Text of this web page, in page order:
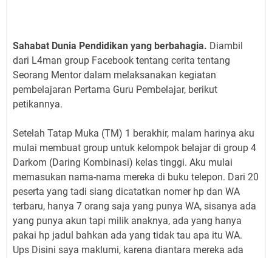
Sahabat Dunia Pendidikan yang berbahagia. Diambil
dari L4man group Facebook tentang cerita tentang
Seorang Mentor dalam melaksanakan kegiatan
pembelajaran Pertama Guru Pembelajar, berikut
petikannya.
Setelah Tatap Muka (TM) 1 berakhir, malam harinya aku
mulai membuat group untuk kelompok belajar di group 4
Darkom (Daring Kombinasi) kelas tinggi. Aku mulai
memasukan nama-nama mereka di buku telepon. Dari 20
peserta yang tadi siang dicatatkan nomer hp dan WA
terbaru, hanya 7 orang saja yang punya WA, sisanya ada
yang punya akun tapi milik anaknya, ada yang hanya
pakai hp jadul bahkan ada yang tidak tau apa itu WA.
Ups Disini saya maklumi, karena diantara mereka ada